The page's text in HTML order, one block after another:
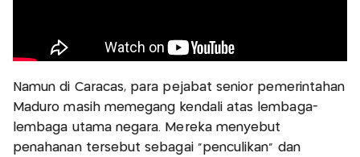
Namun di Caracas, para pejabat senior pemerintahan
Maduro masih memegang kendali atas lembaga-
lembaga utama negara. Mereka menyebut
penahanan tersebut sebagai “penculikan” dan